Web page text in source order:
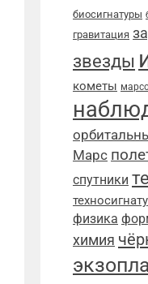
биосигнатуры
гравитация
звезды
кометы
Марс
спутники
физика
химия